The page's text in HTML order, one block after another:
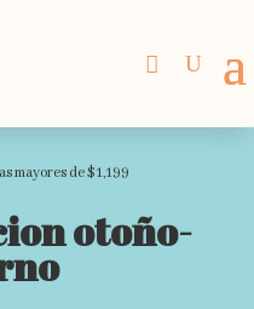
mayores de $1,199
otoño-